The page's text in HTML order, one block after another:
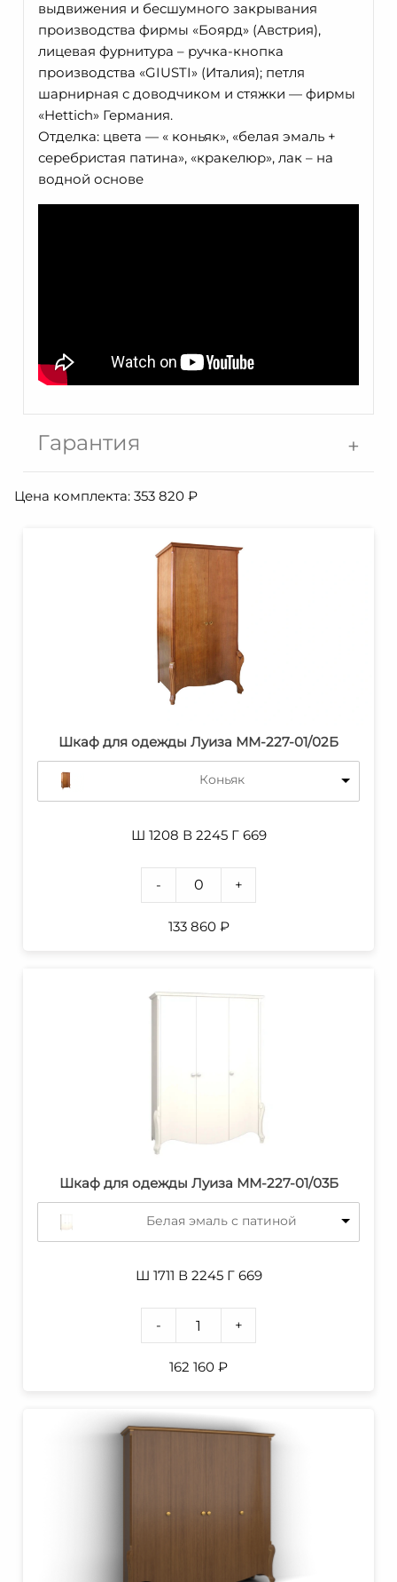
выдвижения и бесшумного закрывания
производства фирмы «Боярд» (Австрия),
лицевая фурнитура – ручка-кнопка
производства «GIUSTI» (Италия); петля
шарнирная с доводчиком и стяжки — фирмы
«Hettich» Германия.
Отделка: цвета — « коньяк», «белая эмаль +
серебристая патина», «кракелюр», лак – на
водной основе
Гарантия
Цена комплекта: 353 820 ₽
Шкаф для одежды Луиза ММ-227-01/02Б
Коньяк
Ш 1208 В 2245 Г 669
- +
133 860 ₽
Шкаф для одежды Луиза ММ-227-01/03Б
Белая эмаль с патиной
Ш 1711 В 2245 Г 669
- +
162 160 ₽